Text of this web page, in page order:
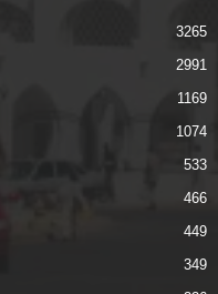
3265
2991
1169
1074
533
466
449
349